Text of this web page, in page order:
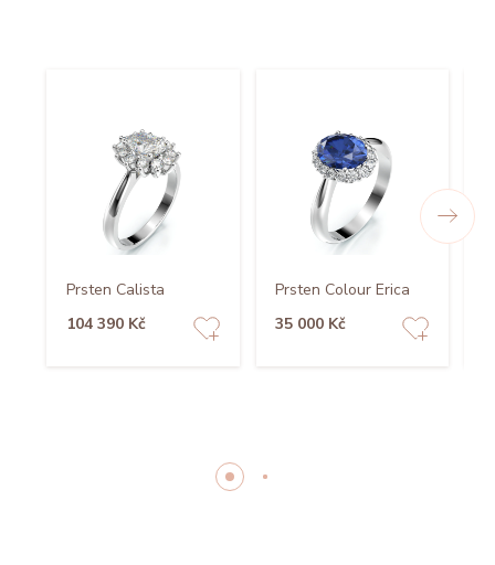
Prsten Calista
104 390 Kč
Prsten Colour Erica
35 000 Kč